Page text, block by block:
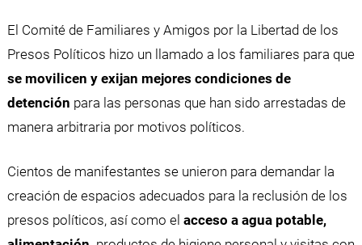
El Comité de Familiares y Amigos por la Libertad de los
Presos Políticos hizo un llamado a los familiares para que
se movilicen y exijan mejores condiciones de
detención para las personas que han sido arrestadas de
manera arbitraria por motivos políticos.
Cientos de manifestantes se unieron para demandar la
creación de espacios adecuados para la reclusión de los
presos políticos, así como el acceso a agua potable,